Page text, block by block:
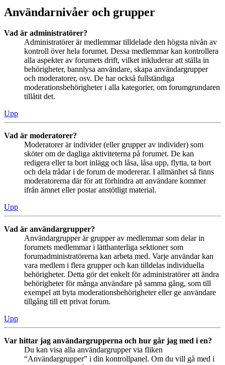
Användarnivåer och grupper
Vad är administratörer?
Administratörer är medlemmar tilldelade den högsta nivån av
kontroll över hela forumet. Dessa medlemmar kan kontrollera
alla aspekter av forumets drift, vilket inkluderar att ställa in
behörigheter, bannlysa användare, skapa användargrupper
och moderatorer, osv. De har också fullständiga
moderationsbehörigheter i alla kategorier, om forumgrundaren
tillåtit det.
Upp
Vad är moderatorer?
Moderatorer är individer (eller grupper av individer) som
sköter om de dagliga aktiviteterna på forumet. De kan
redigera eller ta bort inlägg och låsa, låsa upp, flytta, ta bort
och dela trådar i de forum de modererar. I allmänhet så finns
moderatorerna där för att förhindra att användare kommer
ifrån ämnet eller postar anstötligt material.
Upp
Vad är användargrupper?
Användargrupper är grupper av medlemmar som delar in
forumets medlemmar i lätthanterliga sektioner som
forumadministratörerna kan arbeta med. Varje användar kan
vara medlem i flera grupper och kan tilldelas individuella
behörigheter. Detta gör det enkelt för administratörer att ändra
behörigheter för många användare på samma gång, som till
exempel att byta moderationsbehörigheter eller ge användare
tillgång till ett privat forum.
Upp
Var hittar jag användargrupperna och hur går jag med i en?
Du kan visa alla användargrupper via fliken
“Användargrupper” i din kontrollpanel. Om du vill gå med i